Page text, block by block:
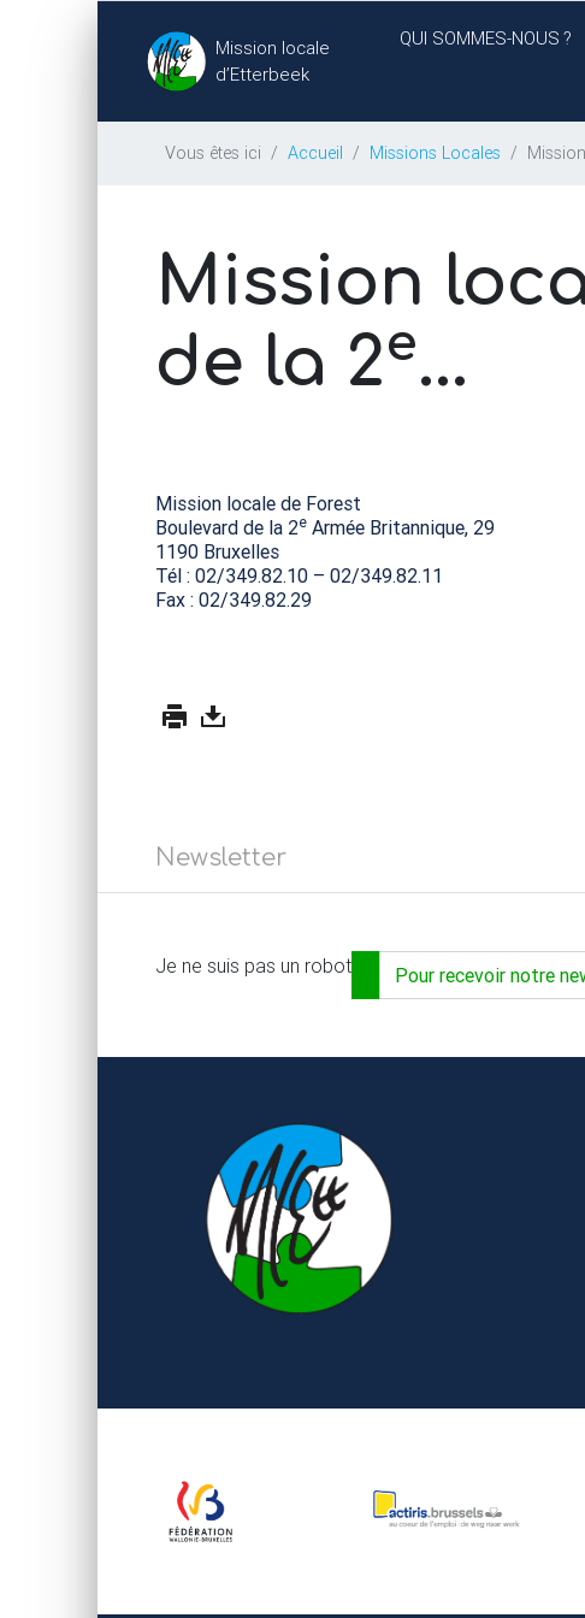
Mission locale
d’Etterbeek
QUI SOMMES-NOUS ?
Vous êtes ici Accueil Missions Locales
Mission
de la 2e...
Mission locale de Forest
Boulevard de la 2eArmée Britannique, 29
1190 Bruxelles
Tél : 02/349.82.10 – 02/349.82.11
Fax : 02/349.82.29
Newsletter
Adresse email...
Je ne suis pas un robot